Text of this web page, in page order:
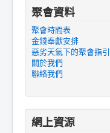
聚會資料
聚會時間表
金錢奉獻安排
惡劣天氣下的聚會指引
關於我們
聯絡我們
網上資源